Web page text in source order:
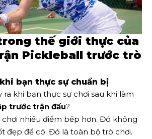
thế giới thực của
Pickleball trước trò
bạn thực sự chuẩn bị
ra khi bạn thực sự chơi sau khi làm
trước trận đấu?
nhiều điểm bếp hơn. Đó không
đẹp để có. Đó là toàn bộ trò chơi.